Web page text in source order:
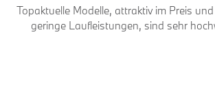
Topaktuelle Modelle, attraktiv im Preis
geringe Laufleistungen, sind sehr